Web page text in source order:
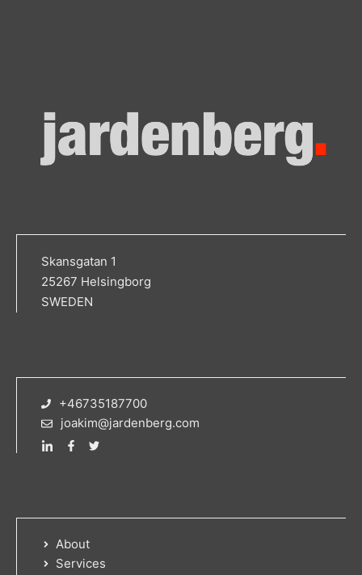
Skansgatan 1
25267 Helsingborg
SWEDEN
+46735187700
joakim@jardenberg.com
About
Services